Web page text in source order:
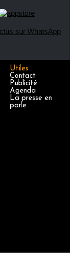
Utiles
Contact
Publicité
Agenda
La presse en
parle